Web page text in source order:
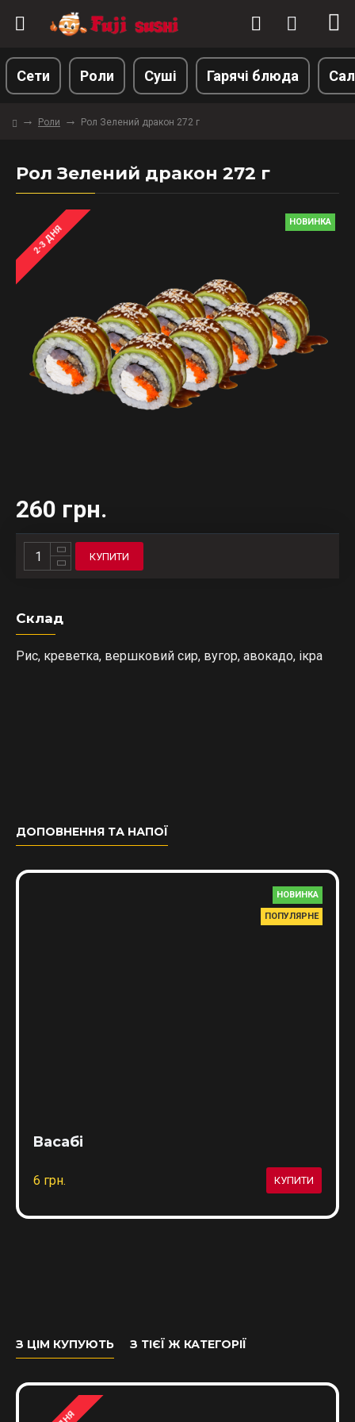
Сети Роли Суші Гарячі блюда
Роли Рол Зелений дракон 272 г
Рол Зелений дракон 272 г
НОВИНКА
2-3 ДНЯ
260 грн.
КУПИТИ
Склад
Рис, креветка, вершковий сир, вугор, авокадо, ікра
ДОПОВНЕННЯ ТА НАПОЇ
НОВИНКА
ПОПУЛЯРНЕ
Васабі
6 грн. КУПИТИ
З ЦІМ КУПУЮТЬ З ТІЄЇ Ж КАТЕГОРІЇ